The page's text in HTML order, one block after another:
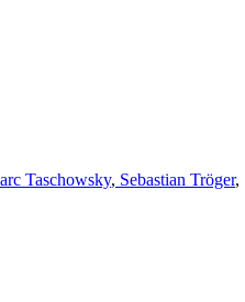
Taschowsky, Sebastian Tröger,